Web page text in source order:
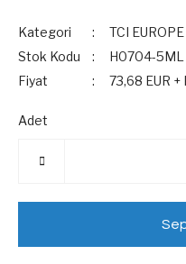
Kategori
TCI EUROPE
Stok Kodu
H0704-5ML
Fiyat
73,68 EUR +
Adet